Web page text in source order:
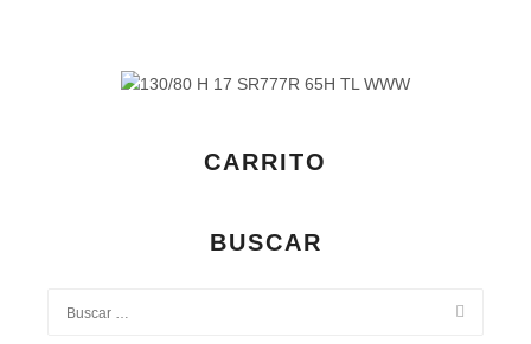
CARRITO
BUSCAR